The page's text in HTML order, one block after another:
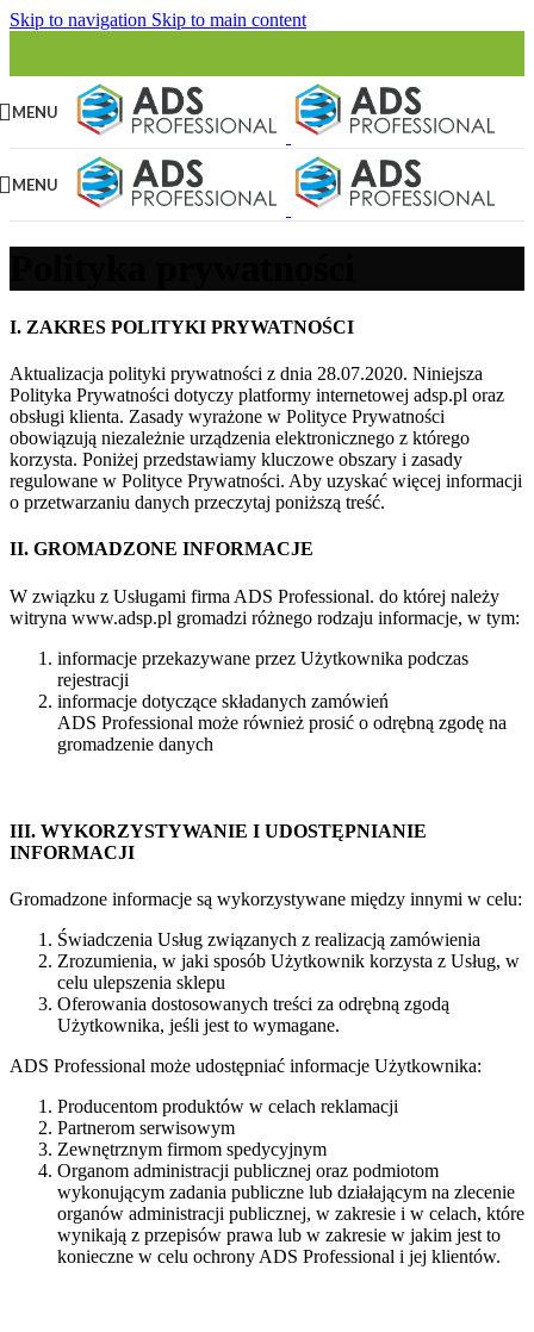
Skip to navigation Skip to main content
MENU
MENU
I. ZAKRES POLITYKI PRYWATNOŚCI
Aktualizacja polityki prywatności z dnia 28.07.2020. Niniejsza
Polityka Prywatności dotyczy platformy internetowej adsp.pl oraz
obsługi klienta. Zasady wyrażone w Polityce Prywatności
obowiązują niezależnie urządzenia elektronicznego z którego
korzysta. Poniżej przedstawiamy kluczowe obszary i zasady
regulowane w Polityce Prywatności. Aby uzyskać więcej informacji
o przetwarzaniu danych przeczytaj poniższą treść.
II. GROMADZONE INFORMACJE
W związku z Usługami firma ADS Professional. do której należy
witryna www.adsp.pl gromadzi różnego rodzaju informacje, w tym:
informacje przekazywane przez Użytkownika podczas
rejestracji
informacje dotyczące składanych zamówień
ADS Professional może również prosić o odrębną zgodę na
gromadzenie danych
III. WYKORZYSTYWANIE I UDOSTĘPNIANIE
INFORMACJI
Gromadzone informacje są wykorzystywane między innymi w celu:
Świadczenia Usług związanych z realizacją zamówienia
Zrozumienia, w jaki sposób Użytkownik korzysta z Usług, w
celu ulepszenia sklepu
Oferowania dostosowanych treści za odrębną zgodą
Użytkownika, jeśli jest to wymagane.
ADS Professional może udostępniać informacje Użytkownika:
Producentom produktów w celach reklamacji
Partnerom serwisowym
Zewnętrznym firmom spedycyjnym
Organom administracji publicznej oraz podmiotom
wykonującym zadania publiczne lub działającym na zlecenie
organów administracji publicznej, w zakresie i w celach, które
wynikają z przepisów prawa lub w zakresie w jakim jest to
konieczne w celu ochrony ADS Professional i jej klientów.